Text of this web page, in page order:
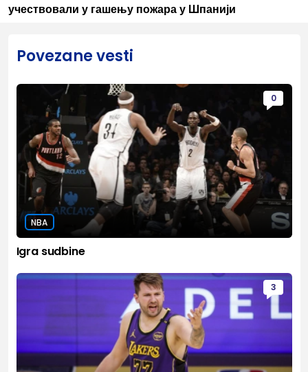
учествовали у гашењу пожара у Шпанији
Povezane vesti
0
NBA
Igra sudbine
3